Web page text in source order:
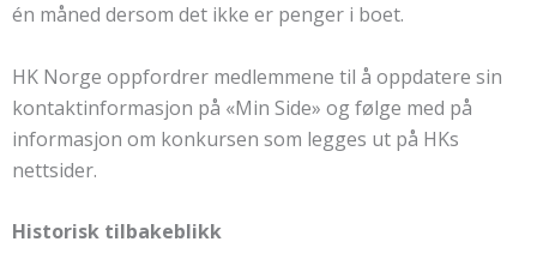
én måned dersom det ikke er penger i boet.
HK Norge oppfordrer medlemmene til å oppdatere sin
kontaktinformasjon på «Min Side» og følge med på
informasjon om konkursen som legges ut på HKs
nettsider.
Historisk tilbakeblikk